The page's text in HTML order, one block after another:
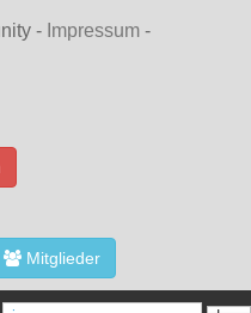
- Impressum -
Mitglieder